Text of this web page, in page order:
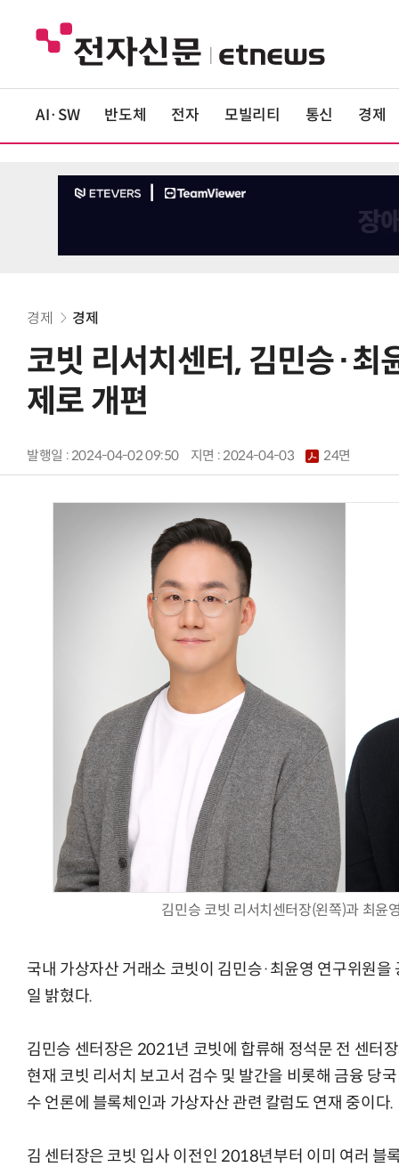
AI·SW 반도체 전자 모빌리티 통신 경제
경제 경제
코빗 리서치센터, 김민승·최
제로 개편
발행일 : 2024-04-02 09:50 지면 :2024-04-03 24면
김민승 코빗 리서치센터장(왼쪽)과 최윤
국내 가상자산 거래소 코빗이 김민승·최윤영 연구위원
일 밝혔다.
김민승 센터장은 2021년 코빗에 합류해 정석문 전 센터
현재 코빗 리서치 보고서 검수 및 발간을 비롯해 금융 당
수 언론에 블록체인과 가상자산 관련 칼럼도 연재 중이다.
김 센터장은 코빗 입사 이전인 2018년부터 이미 여러 블
AI × Design : UX 디자이너의 5가지 생존 전략과 실전 대응